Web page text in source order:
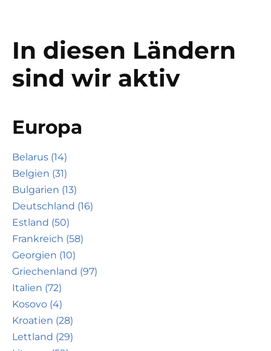
In diesen Ländern
sind wir aktiv
Europa
Belarus (14)
Belgien (31)
Bulgarien (13)
Deutschland (16)
Estland (50)
Frankreich (58)
Georgien (10)
Griechenland (97)
Italien (72)
Kosovo (4)
Kroatien (28)
Lettland (29)